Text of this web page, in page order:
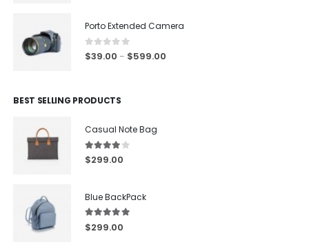
Porto Extended Camera
0out of 5
$39.00 – $599.00
BEST SELLING PRODUCTS
Casual Note Bag
4.00out of 5
$299.00
Blue BackPack
5.00out of 5
$299.00